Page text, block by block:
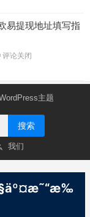
易提现地址填写指
评论关闭
主题
搜索
我们